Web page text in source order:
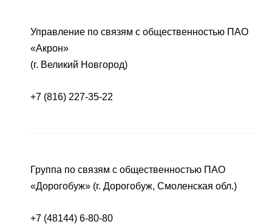
Управление по связям с общественностью ПАО
«Акрон»
(г. Великий Новгород)
+7 (816) 227-35-22
Группа по связям с общественностью ПАО
«Дорогобуж» (г. Дорогобуж, Смоленская обл.)
+7 (48144) 6-80-80